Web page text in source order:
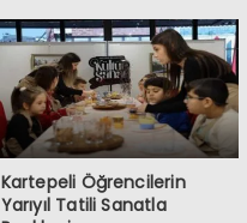
Kartepeli Öğrencilerin
Yarıyıl Tatili Sanatla